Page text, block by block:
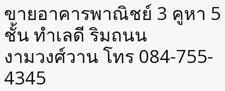
ขายอาคารพาณิชย์ 3 คูหา 5
ชั้น ทำเลดี ริมถนน
งามวงศ์วาน โทร 084-755-
4345